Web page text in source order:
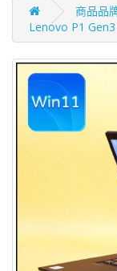
商品品
Lenovo P1